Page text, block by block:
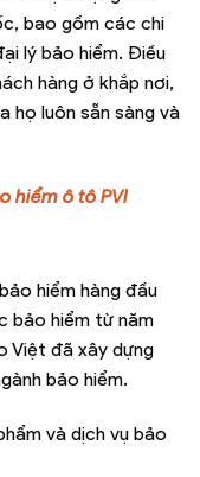
bao gồm các chi
lý bảo hiểm. Điều
hàng ở khắp nơi,
họ luôn sẵn sàng và
hiểm ô tô PVI
hiểm hàng đầu
bảo hiểm từ năm
Việt đã xây dựng
bảo hiểm.
và dịch vụ bảo